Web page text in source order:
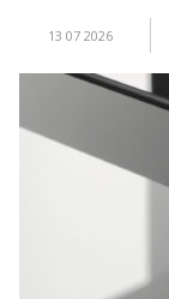
13 07 2026